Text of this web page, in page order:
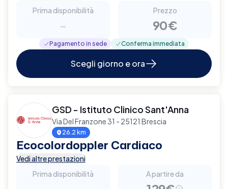
Prima disponibilità
-
Prezzo
90€
Pagamento in sede Conferma immediata
Scegli giorno e ora
GSD - Istituto Clinico Sant'Anna
Via Del Franzone 31 - 25121 Brescia
26.2 km
Ecocolordoppler Cardiaco
Vedi altre prestazioni
Prima disponibilità
A partire da